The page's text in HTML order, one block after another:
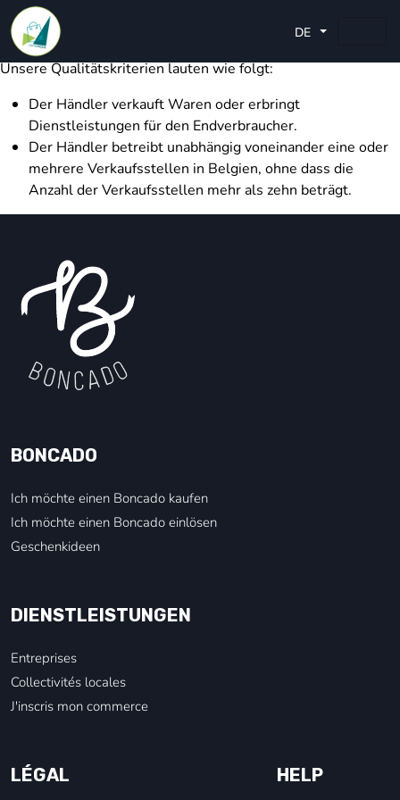
DE
Jeder Händler, der unsere Qualitätskriterien erfüllt, kann der
Plattform beitreten.
Unsere Qualitätskriterien lauten wie folgt:
Der Händler verkauft Waren oder erbringt
Dienstleistungen für den Endverbraucher.
Der Händler betreibt unabhängig voneinander eine oder
mehrere Verkaufsstellen in Belgien, ohne dass die
Anzahl der Verkaufsstellen mehr als zehn beträgt.
BONCADO
Ich möchte einen Boncado kaufen
Ich möchte einen Boncado einlösen
Geschenkideen
DIENSTLEISTUNGEN
Entreprises
Collectivités locales
J'inscris mon commerce
LÉGAL HELP